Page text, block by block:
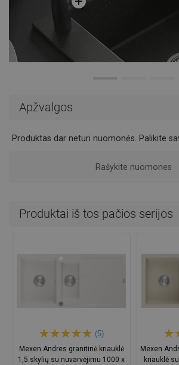
Apžvalgos
Produktas dar neturi nuomonės. Palikite
Rašykite nuomones
Produktai iš tos pačios serijos
(5)
Mexen Andres granitinė kriauklė
1,5 skylių su nuvarvėjimu 1000 x
Mexen
kriauklė